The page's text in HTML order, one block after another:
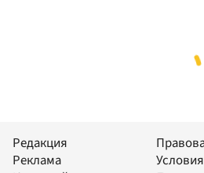
Редакция
Реклама